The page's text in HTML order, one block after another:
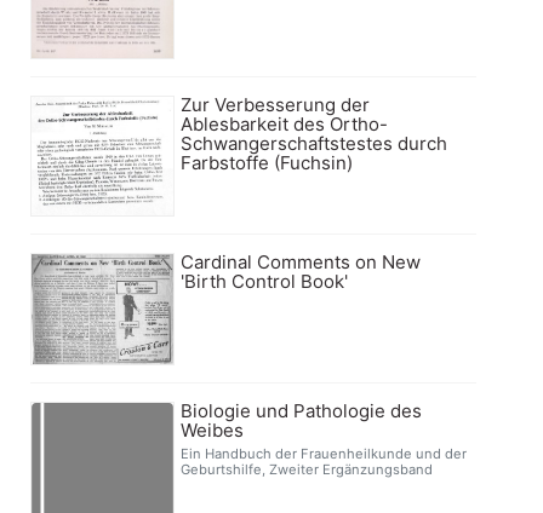
Zur Verbesserung der
Ablesbarkeit des Ortho-
Schwangerschaftstestes durch
Farbstoffe (Fuchsin)
Cardinal Comments on New
'Birth Control Book'
Biologie und Pathologie des
Weibes
Ein Handbuch der Frauenheilkunde und der
Geburtshilfe, Zweiter Ergänzungsband